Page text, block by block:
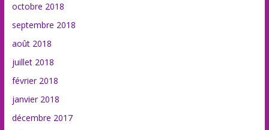
octobre 2018
septembre 2018
août 2018
juillet 2018
février 2018
janvier 2018
décembre 2017